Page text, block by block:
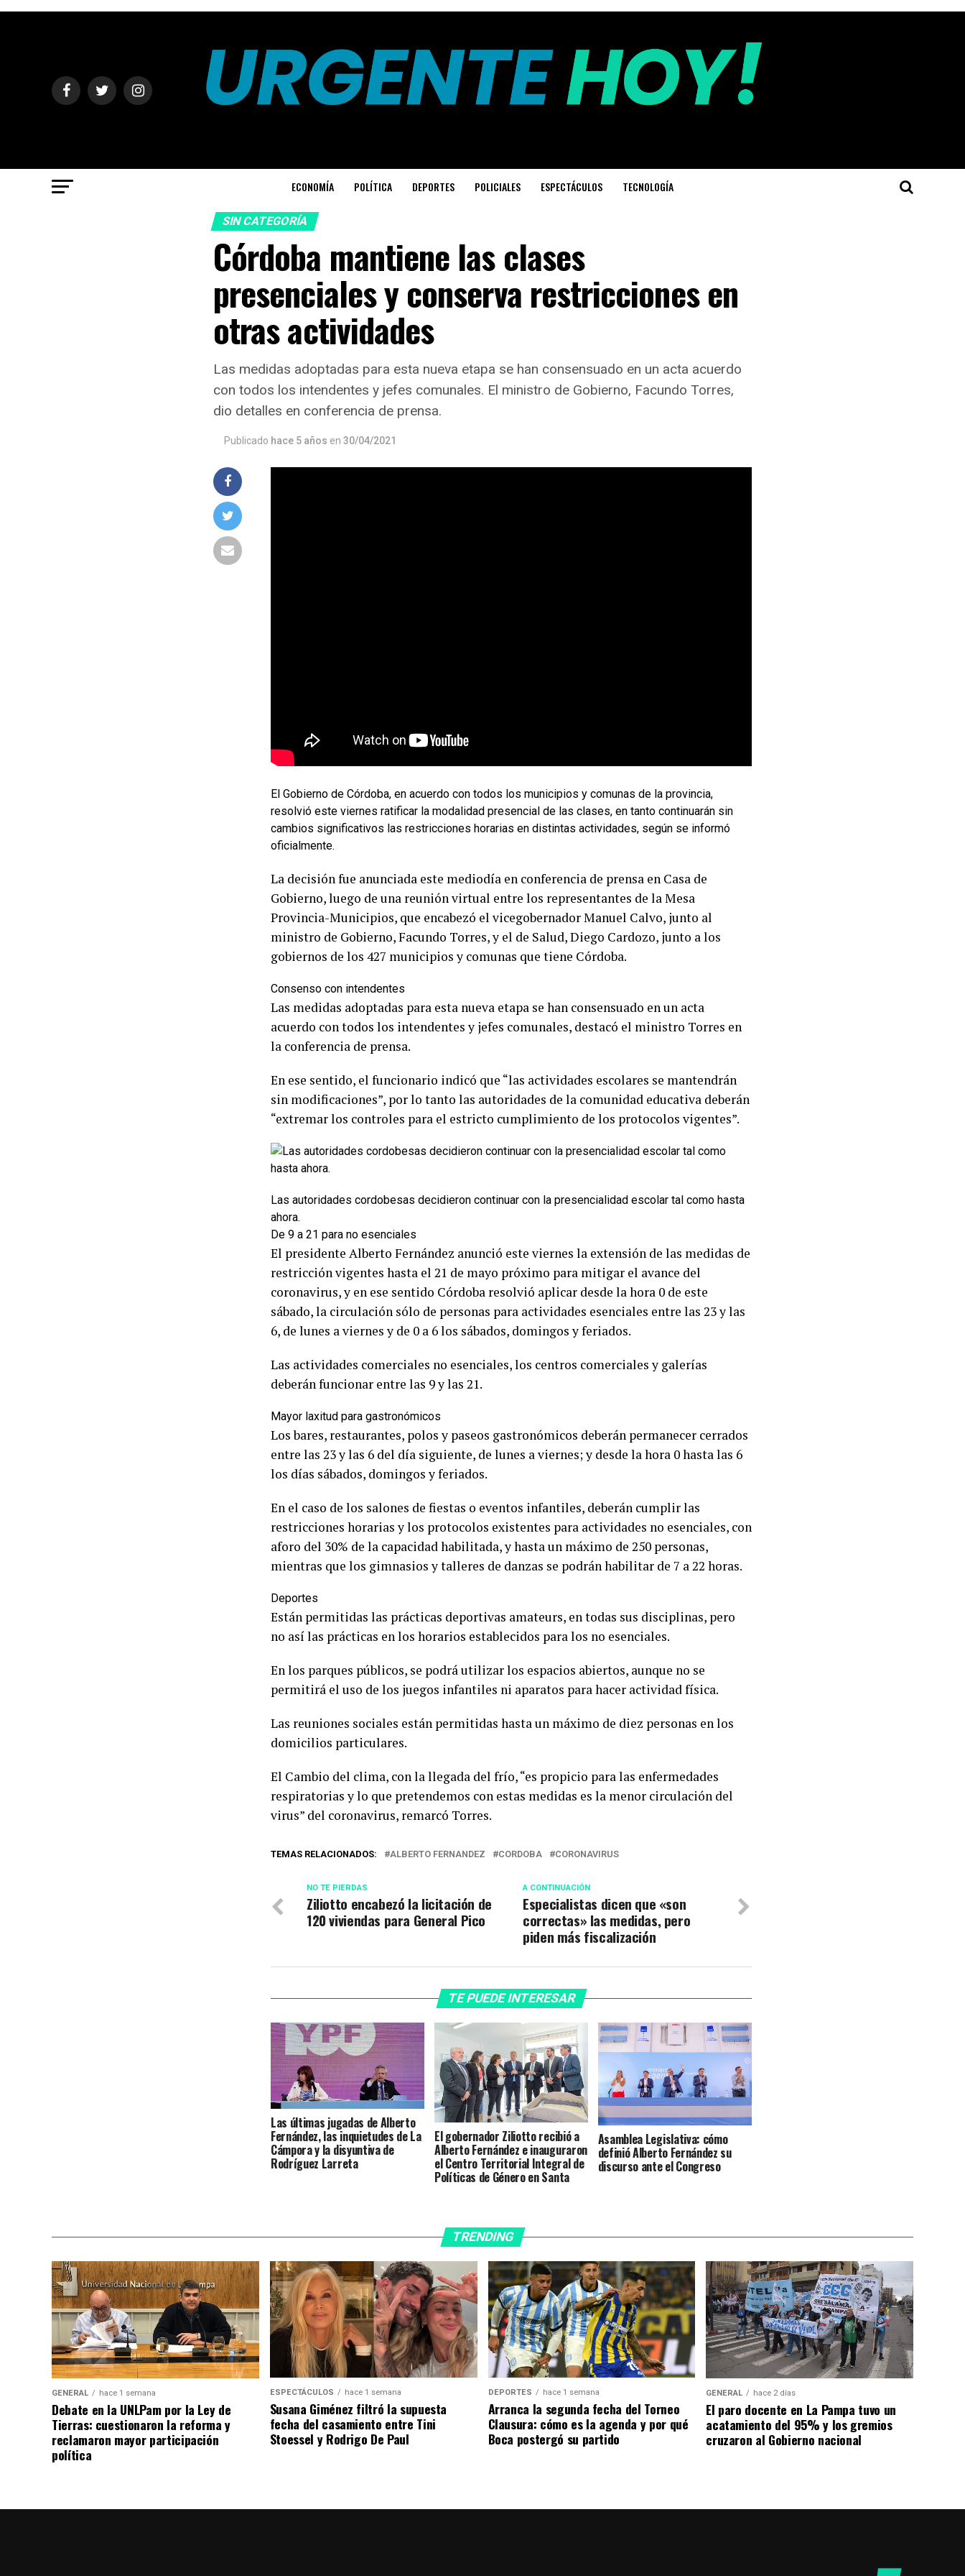
ECONOMÍA POLÍTICA DEPORTES POLICIALES ESPECTÁCULOS TECNOLOGÍA
SIN CATEGORÍA
Córdoba mantiene las clases
presenciales y conserva restricciones en
otras actividades
Las medidas adoptadas para esta nueva etapa se han consensuado en un acta acuerdo
con todos los intendentes y jefes comunales. El ministro de Gobierno, Facundo Torres,
dio detalles en conferencia de prensa.
Publicado hace 5 años en 30/04/2021
El Gobierno de Córdoba, en acuerdo con todos los municipios y comunas de la provincia,
resolvió este viernes ratificar la modalidad presencial de las clases, en tanto continuarán sin
cambios significativos las restricciones horarias en distintas actividades, según se informó
oficialmente.
La decisión fue anunciada este mediodía en conferencia de prensa en Casa de
Gobierno, luego de una reunión virtual entre los representantes de la Mesa
Provincia-Municipios, que encabezó el vicegobernador Manuel Calvo, junto al
ministro de Gobierno, Facundo Torres, y el de Salud, Diego Cardozo, junto a los
gobiernos de los 427 municipios y comunas que tiene Córdoba.
Consenso con intendentes
Las medidas adoptadas para esta nueva etapa se han consensuado en un acta
acuerdo con todos los intendentes y jefes comunales, destacó el ministro Torres en
la conferencia de prensa.
En ese sentido, el funcionario indicó que “las actividades escolares se mantendrán
sin modificaciones”, por lo tanto las autoridades de la comunidad educativa deberán
“extremar los controles para el estricto cumplimiento de los protocolos vigentes”.
Las autoridades cordobesas decidieron continuar con la presencialidad escolar tal como hasta
ahora.
De 9 a 21 para no esenciales
El presidente Alberto Fernández anunció este viernes la extensión de las medidas de
restricción vigentes hasta el 21 de mayo próximo para mitigar el avance del
coronavirus, y en ese sentido Córdoba resolvió aplicar desde la hora 0 de este
sábado, la circulación sólo de personas para actividades esenciales entre las 23 y las
6, de lunes a viernes y de 0 a 6 los sábados, domingos y feriados.
Las actividades comerciales no esenciales, los centros comerciales y galerías
deberán funcionar entre las 9 y las 21.
Mayor laxitud para gastronómicos
Los bares, restaurantes, polos y paseos gastronómicos deberán permanecer cerrados
entre las 23 y las 6 del día siguiente, de lunes a viernes; y desde la hora 0 hasta las 6
los días sábados, domingos y feriados.
En el caso de los salones de fiestas o eventos infantiles, deberán cumplir las
restricciones horarias y los protocolos existentes para actividades no esenciales, con
aforo del 30% de la capacidad habilitada, y hasta un máximo de 250 personas,
mientras que los gimnasios y talleres de danzas se podrán habilitar de 7 a 22 horas.
Deportes
Están permitidas las prácticas deportivas amateurs, en todas sus disciplinas, pero
no así las prácticas en los horarios establecidos para los no esenciales.
En los parques públicos, se podrá utilizar los espacios abiertos, aunque no se
permitirá el uso de los juegos infantiles ni aparatos para hacer actividad física.
Las reuniones sociales están permitidas hasta un máximo de diez personas en los
domicilios particulares.
El Cambio del clima, con la llegada del frío, “es propicio para las enfermedades
respiratorias y lo que pretendemos con estas medidas es la menor circulación del
virus” del coronavirus, remarcó Torres.
TEMAS RELACIONADOS: ALBERTO FERNANDEZ CORDOBA CORONAVIRUS
A CONTINUACIÓN
Especialistas dicen que «son
correctas» las medidas, pero
piden más fiscalización
NO TE PIERDAS
Ziliotto encabezó la licitación de
120 viviendas para General Pico
TE PUEDE INTERESAR
Las últimas jugadas de Alberto
Fernández, las inquietudes de La
Cámpora y la disyuntiva de
Rodríguez Larreta
El gobernador Ziliotto recibió a
Alberto Fernández e inauguraron
el Centro Territorial Integral de
Políticas de Género en Santa
Asamblea Legislativa: cómo
definió Alberto Fernández su
discurso ante el Congreso
TRENDING
GENERAL hace 1 semana
Debate en la UNLPam por la Ley de
Tierras: cuestionaron la reforma y
reclamaron mayor participación
política
ESPECTÁCULOS hace 1 semana
Susana Giménez filtró la supuesta
fecha del casamiento entre Tini
Stoessel y Rodrigo De Paul
DEPORTES hace 1 semana
Arranca la segunda fecha del Torneo
Clausura: cómo es la agenda y por qué
Boca postergó su partido
GENERAL hace 2 días
El paro docente en La Pampa tuvo un
acatamiento del 95% y los gremios
cruzaron al Gobierno nacional